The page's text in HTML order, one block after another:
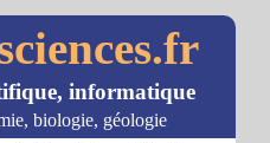
informatique
biologie, géologie